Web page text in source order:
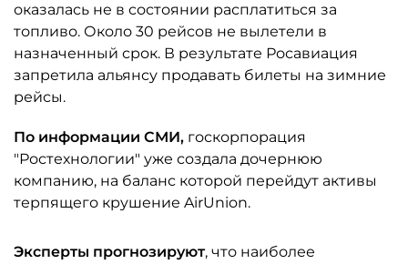
оказалась не в состоянии расплатиться за
топливо. Около 30 рейсов не вылетели в
назначенный срок. В результате Росавиация
запретила альянсу продавать билеты на зимние
рейсы.
По информации СМИ, госкорпорация
"Ростехнологии" уже создала дочернюю
компанию, на баланс которой перейдут активы
терпящего крушение AirUnion.
Эксперты прогнозируют, что наиболее